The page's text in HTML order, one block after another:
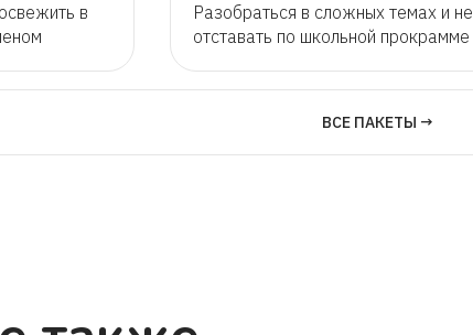
в
Разобраться в сложных темах и не
отставать по школьной прокрамме
ВСЕ ПАКЕТЫ →